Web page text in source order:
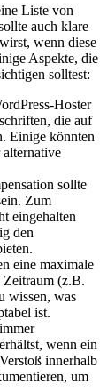
Liste von
auch klare
wenn diese
Aspekte, die
solltest:
Hoster
die auf
Einige könnten
alternative
sollte
Zum
eingehalten
den
eine maximale
Zeitraum (z.B.
wissen, was
ist.
wenn ein
innerhalb
um